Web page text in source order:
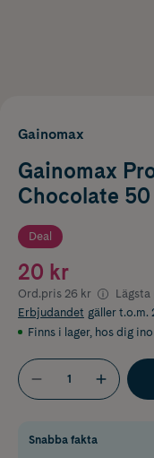
Gainomax
Gainomax
Chocolate 50
Deal
20 kr
Ord.pris 26 kr Lägsta
Erbjudandet gäller t.o.m.
Finns i lager, hos dig
Snabba fakta